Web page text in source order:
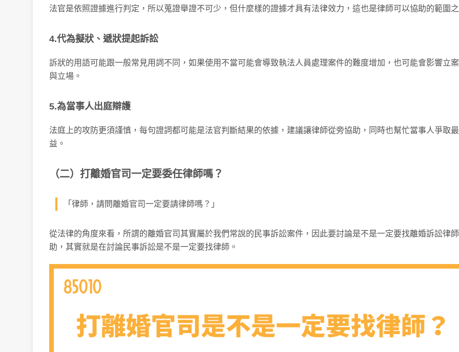
法官是依照證據進行判定，所以蒐證舉證不可少，但什麼樣的證據才具有法律效力，這也是律師可以協助的範圍
4.代為擬狀、遞狀提起訴訟
訴狀的用語可能跟一般常見用詞不同，如果使用不當可能會導致執法人員處理案件的難度增加，也可能會影響立
與立場。
5.為當事人出庭辯護
法庭上的攻防更須謹慎，每句證詞都可能是法官判斷結果的依據，建議讓律師從旁協助，同時也幫忙當事人爭取
益。
（二）打離婚官司一定要委任律師嗎？
「律師，請問離婚官司一定要請律師嗎？」
從法律的角度來看，所謂的離婚官司其實屬於我們常說的民事訴訟案件，因此要討論是不是一定要找離婚訴訟律
助，其實就是在討論民事訴訟是不是一定要找律師。